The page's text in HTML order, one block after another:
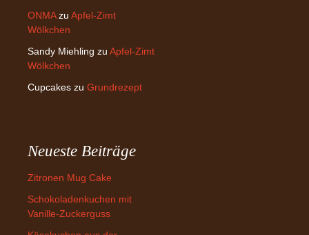
ONMAzu Apfel-Zimt
Wölkchen
Sandy Miehling zu Apfel-Zimt
Wölkchen
Cupcakes zu Grundrezept
Neueste Beiträge
Zitronen Mug Cake
Schokoladenkuchen mit
Vanille-Zuckerguss